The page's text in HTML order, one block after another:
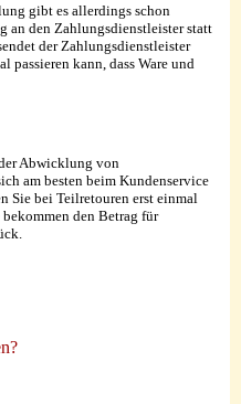
gibt es allerdings schon
an den Zahlungsdienstleister statt
der Zahlungsdienstleister
passieren kann, dass Ware und
Abwicklung von
am besten beim Kundenservice
Sie bei Teilretouren erst einmal
den Betrag für